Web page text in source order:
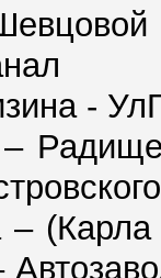
-
–